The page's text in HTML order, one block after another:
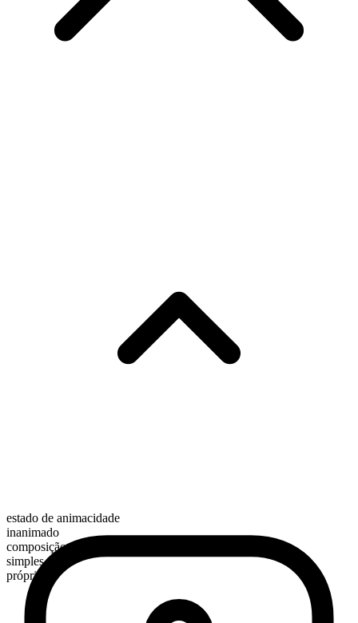
estado de animacidade
inanimado
composição morfológica
simples
próprio